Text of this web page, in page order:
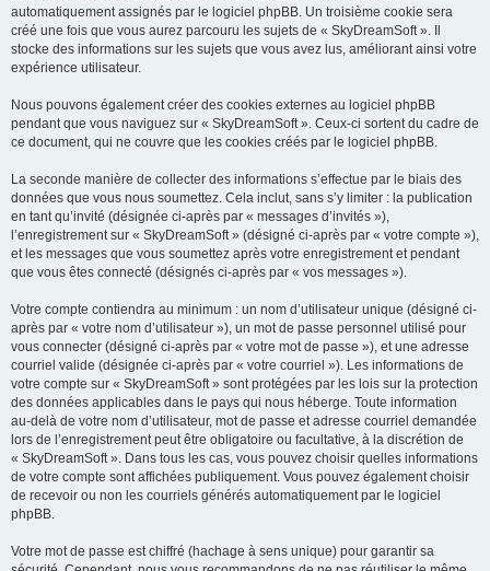
automatiquement assignés par le logiciel phpBB. Un troisième cookie sera
créé une fois que vous aurez parcouru les sujets de « SkyDreamSoft ». Il
stocke des informations sur les sujets que vous avez lus, améliorant ainsi votre
expérience utilisateur.
Nous pouvons également créer des cookies externes au logiciel phpBB
pendant que vous naviguez sur « SkyDreamSoft ». Ceux-ci sortent du cadre de
ce document, qui ne couvre que les cookies créés par le logiciel phpBB.
La seconde manière de collecter des informations s’effectue par le biais des
données que vous nous soumettez. Cela inclut, sans s’y limiter : la publication
en tant qu’invité (désignée ci-après par « messages d’invités »),
l’enregistrement sur « SkyDreamSoft » (désigné ci-après par « votre compte »),
et les messages que vous soumettez après votre enregistrement et pendant
que vous êtes connecté (désignés ci-après par « vos messages »).
Votre compte contiendra au minimum : un nom d’utilisateur unique (désigné ci-
après par « votre nom d’utilisateur »), un mot de passe personnel utilisé pour
vous connecter (désigné ci-après par « votre mot de passe »), et une adresse
courriel valide (désignée ci-après par « votre courriel »). Les informations de
votre compte sur « SkyDreamSoft » sont protégées par les lois sur la protection
des données applicables dans le pays qui nous héberge. Toute information
au-delà de votre nom d’utilisateur, mot de passe et adresse courriel demandée
lors de l’enregistrement peut être obligatoire ou facultative, à la discrétion de
« SkyDreamSoft ». Dans tous les cas, vous pouvez choisir quelles informations
de votre compte sont affichées publiquement. Vous pouvez également choisir
de recevoir ou non les courriels générés automatiquement par le logiciel
phpBB.
Votre mot de passe est chiffré (hachage à sens unique) pour garantir sa